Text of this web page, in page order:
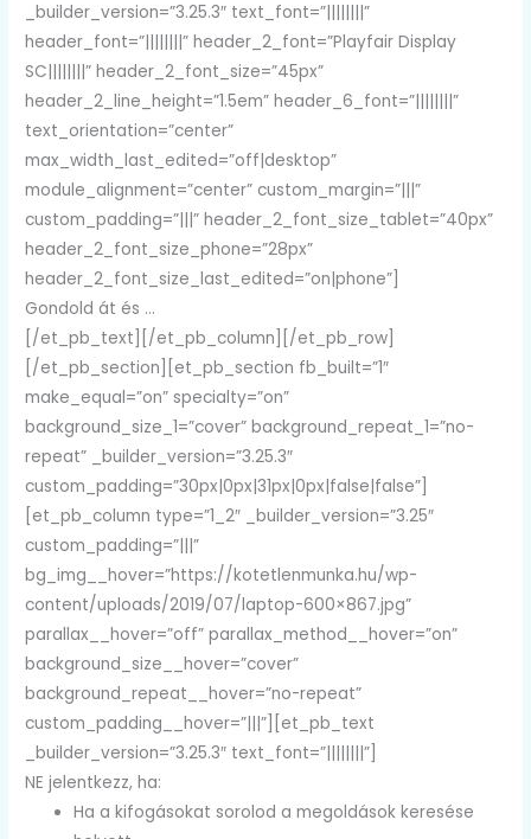
_builder_version=”3.25.3″ text_font=”||||||||”
header_font=”||||||||” header_2_font=”Playfair Display
SC||||||||” header_2_font_size=”45px”
header_2_line_height=”1.5em” header_6_font=”||||||||”
text_orientation=”center”
max_width_last_edited=”off|desktop”
module_alignment=”center” custom_margin=”|||”
custom_padding=”|||” header_2_font_size_tablet=”40px”
header_2_font_size_phone=”28px”
header_2_font_size_last_edited=”on|phone”]
Gondold át és …
[/et_pb_text][/et_pb_column][/et_pb_row]
[/et_pb_section][et_pb_section fb_built=”1″
make_equal=”on” specialty=”on”
background_size_1=”cover” background_repeat_1=”no-
repeat” _builder_version=”3.25.3″
custom_padding=”30px|0px|31px|0px|false|false”]
[et_pb_column type=”1_2″ _builder_version=”3.25″
custom_padding=”|||”
bg_img__hover=”https://kotetlenmunka.hu/wp-
content/uploads/2019/07/laptop-600×867.jpg”
parallax__hover=”off” parallax_method__hover=”on”
background_size__hover=”cover”
background_repeat__hover=”no-repeat”
custom_padding__hover=”|||”][et_pb_text
_builder_version=”3.25.3″ text_font=”||||||||”]
NE jelentkezz, ha:
Ha a kifogásokat sorolod a megoldások keresése